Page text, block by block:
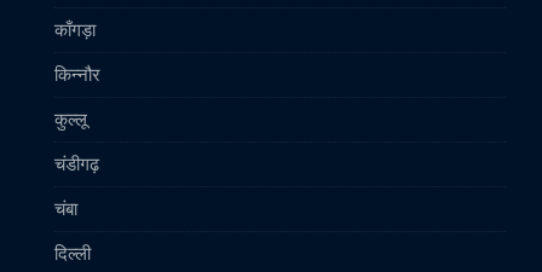
काँगड़ा
किन्नौर
कुल्लू
चंडीगढ़
चंबा
दिल्ली